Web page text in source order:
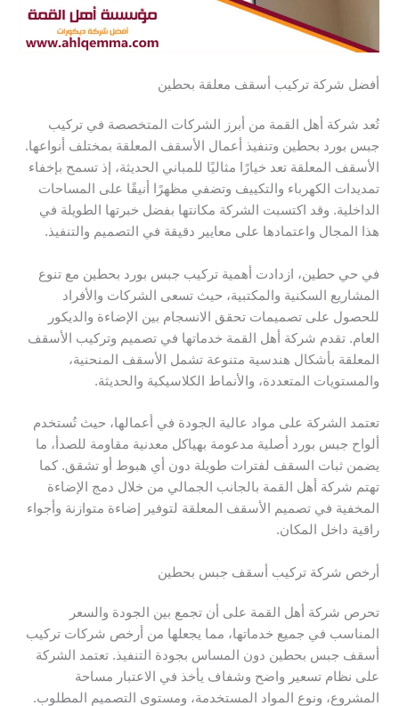
أفضل شركة تركيب أسقف معلقة بحطين
تُعد شركة أهل القمة من أبرز الشركات المتخصصة في تركيب
جبس بورد بحطين وتنفيذ أعمال الأسقف المعلقة بمختلف أنواعها.
الأسقف المعلقة تعد خيارًا مثاليًا للمباني الحديثة، إذ تسمح بإخفاء
تمديدات الكهرباء والتكييف وتضفي مظهرًا أنيقًا على المساحات
الداخلية. وقد اكتسبت الشركة مكانتها بفضل خبرتها الطويلة في
هذا المجال واعتمادها على معايير دقيقة في التصميم والتنفيذ.
في حي حطين، ازدادت أهمية تركيب جبس بورد بحطين مع تنوع
المشاريع السكنية والمكتبية، حيث تسعى الشركات والأفراد
للحصول على تصميمات تحقق الانسجام بين الإضاءة والديكور
العام. تقدم شركة أهل القمة خدماتها في تصميم وتركيب الأسقف
المعلقة بأشكال هندسية متنوعة تشمل الأسقف المنحنية،
والمستويات المتعددة، والأنماط الكلاسيكية والحديثة.
تعتمد الشركة على مواد عالية الجودة في أعمالها، حيث تُستخدم
ألواح جبس بورد أصلية مدعومة بهياكل معدنية مقاومة للصدأ، ما
يضمن ثبات السقف لفترات طويلة دون أي هبوط أو تشقق. كما
تهتم شركة أهل القمة بالجانب الجمالي من خلال دمج الإضاءة
المخفية في تصميم الأسقف المعلقة لتوفير إضاءة متوازنة وأجواء
راقية داخل المكان.
أرخص شركة تركيب أسقف جبس بحطين
تحرص شركة أهل القمة على أن تجمع بين الجودة والسعر
المناسب في جميع خدماتها، مما يجعلها من أرخص شركات تركيب
أسقف جبس بحطين دون المساس بجودة التنفيذ. تعتمد الشركة
على نظام تسعير واضح وشفاف يأخذ في الاعتبار مساحة
المشروع، ونوع المواد المستخدمة، ومستوى التصميم المطلوب.